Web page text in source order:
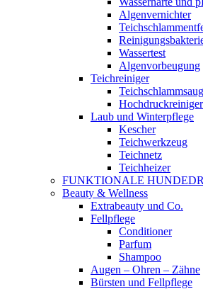
Algenvernichter
Wassertest
Algenvorbeugung
Teichreiniger
Hochdruckreiniger
Laub und Winterpflege
Kescher
Teichwerkzeug
Teichnetz
Teichheizer
FUNKTIONALE
Beauty & Wellness
Extrabeauty und Co.
Fellpflege
Conditioner
Parfum
Shampoo
Augen – Ohren – Zähne
Bürsten und Fellpflege